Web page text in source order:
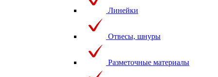
Линейки
Отвесы, шнуры
Разметочные материалы